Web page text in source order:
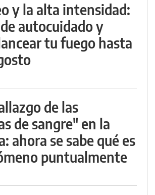
y la alta intensidad:
autocuidado y
tu fuego hasta
de las
de sangre" en la
ahora se sabe qué es
puntualmente